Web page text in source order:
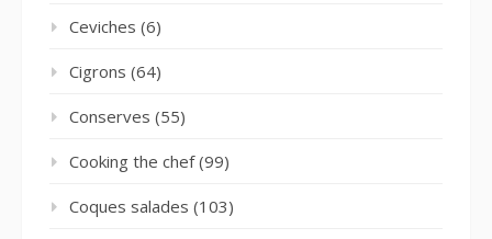
Ceviches (6)
Cigrons (64)
Conserves (55)
Cooking the chef(99)
Coques salades (103)